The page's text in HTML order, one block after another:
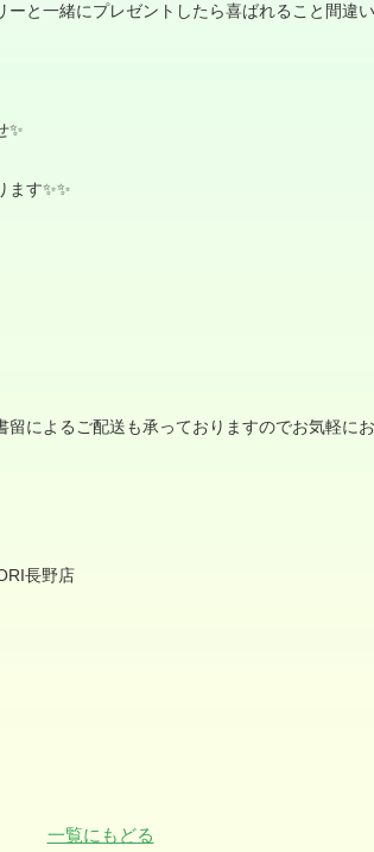
ーと一緒にプレゼントしたら喜ばれること間違
✨️
ます✨️✨️
留によるご配送も承っておりますのでお気軽に
長野店
一覧にもどる